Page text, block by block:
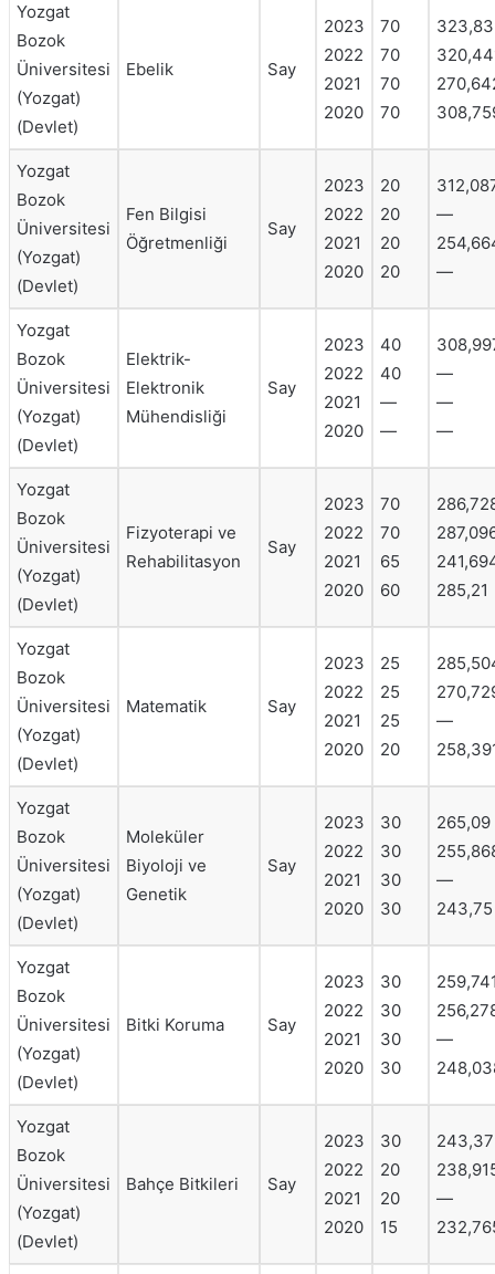
Yozgat
Bozok
Üniversitesi
(Yozgat)
(Devlet)
Ebelik Say
2023
2022
2021
2020
70
70
70
70
Yozgat
Bozok
Üniversitesi
(Yozgat)
(Devlet)
Fen Bilgisi
Öğretmenliği
Say
2023
2022
2021
2020
20
20
20
20
—
—
Yozgat
Bozok
Üniversitesi
(Yozgat)
(Devlet)
Elektrik-
Elektronik
Mühendisliği
Say
2023
2022
2021
2020
40
40
—
—
—
—
—
Yozgat
Bozok
Üniversitesi
(Yozgat)
(Devlet)
Fizyoterapi ve
Rehabilitasyon
Say
2023
2022
2021
2020
70
70
65
60
285,21
Yozgat
Bozok
Üniversitesi
(Yozgat)
(Devlet)
Matematik Say
2023
2022
2021
2020
25
25
25
20
—
Yozgat
Bozok
Üniversitesi
(Yozgat)
(Devlet)
Moleküler
Biyoloji ve
Genetik
Say
2023
2022
2021
2020
30
30
30
30
265,09
—
243,75
Yozgat
Bozok
Üniversitesi
(Yozgat)
(Devlet)
Bitki Koruma Say
2023
2022
2021
2020
30
30
30
30
—
Yozgat
Bozok
Üniversitesi
(Yozgat)
(Devlet)
Bahçe Bitkileri Say
2023
2022
2021
2020
30
20
20
15
—